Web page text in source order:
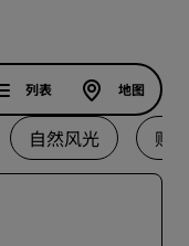
自然风光 购物
列表 地图